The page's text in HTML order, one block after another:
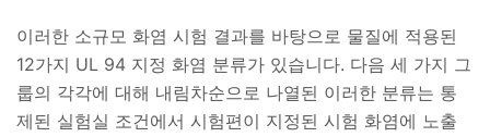
이러한 소규모 화염 시험 결과를 바탕으로 물질에 적용된
12가지 UL 94 지정 화염 분류가 있습니다. 다음 세 가지 그
룹의 각각에 대해 내림차순으로 나열된 이러한 분류는 통
제된 실험실 조건에서 시험편이 지정된 시험 화염에 노출